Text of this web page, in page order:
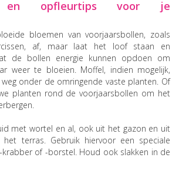
en opfleurtips voor je
bloemen van voorjaarsbollen, zoals
af, maar laat het loof staan en
de bollen energie kunnen opdoen om
weer te bloeien. Moffel, indien mogelijk,
onder de omringende vaste planten. Of
planten rond de voorjaarsbollen om het
met wortel en al, ook uit het gazon en uit
terras. Gebruik hiervoor een speciale
krabber of -borstel. Houd ook slakken in de